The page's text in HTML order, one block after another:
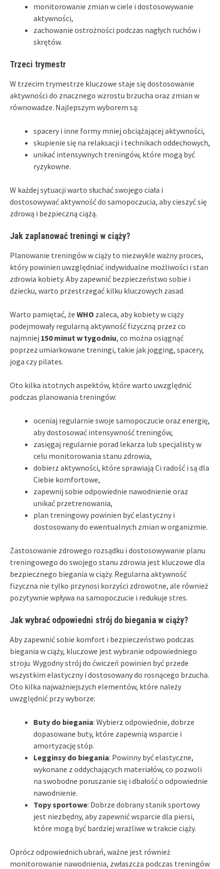
monitorowanie zmian w ciele i dostosowywanie
aktywności,
zachowanie ostrożności podczas nagłych ruchów i
skrętów.
Trzeci trymestr
W trzecim trymestrze kluczowe staje się dostosowanie
aktywności do znacznego wzrostu brzucha oraz zmian w
równowadze. Najlepszym wyborem są:
spacery i inne formy mniej obciążającej aktywności,
skupienie się na relaksacji i technikach oddechowych,
unikać intensywnych treningów, które mogą być
ryzykowne.
W każdej sytuacji warto słuchać swojego ciała i
dostosowywać aktywność do samopoczucia, aby cieszyć się
zdrową i bezpieczną ciążą.
Jak zaplanować treningi w ciąży?
Planowanie treningów w ciąży to niezwykle ważny proces,
który powinien uwzględniać indywidualne możliwości i stan
zdrowia kobiety. Aby zapewnić bezpieczeństwo sobie i
dziecku, warto przestrzegać kilku kluczowych zasad.
Warto pamiętać, że WHO zaleca, aby kobiety w ciąży
podejmowały regularną aktywność fizyczną przez co
najmniej 150 minut w tygodniu, co można osiągnąć
poprzez umiarkowane treningi, takie jak jogging, spacery,
joga czy pilates.
Oto kilka istotnych aspektów, które warto uwzględnić
podczas planowania treningów:
oceniaj regularnie swoje samopoczucie oraz energię,
aby dostosować intensywność treningów,
zasięgaj regularnie porad lekarza lub specjalisty w
celu monitorowania stanu zdrowia,
dobierz aktywności, które sprawiają Ci radość i są dla
Ciebie komfortowe,
zapewnij sobie odpowiednie nawodnienie oraz
unikać przetrenowania,
plan treningowy powinien być elastyczny i
dostosowany do ewentualnych zmian w organizmie.
Zastosowanie zdrowego rozsądku i dostosowywanie planu
treningowego do swojego stanu zdrowia jest kluczowe dla
bezpiecznego biegania w ciąży. Regularna aktywność
fizyczna nie tylko przynosi korzyści zdrowotne, ale również
pozytywnie wpływa na samopoczucie i redukuje stres.
Jak wybrać odpowiedni strój do biegania w ciąży?
Aby zapewnić sobie komfort i bezpieczeństwo podczas
biegania w ciąży, kluczowe jest wybranie odpowiedniego
stroju. Wygodny strój do ćwiczeń powinien być przede
wszystkim elastyczny i dostosowany do rosnącego brzucha.
Oto kilka najważniejszych elementów, które należy
uwzględnić przy wyborze:
Buty do biegania: Wybierz odpowiednie, dobrze
dopasowane buty, które zapewnią wsparcie i
amortyzację stóp.
Legginsy do biegania: Powinny być elastyczne,
wykonane z oddychających materiałów, co pozwoli
na swobodne poruszanie się i dbałość o odpowiednie
nawodnienie.
Topy sportowe: Dobrze dobrany stanik sportowy
jest niezbędny, aby zapewnić wsparcie dla piersi,
które mogą być bardziej wrażliwe w trakcie ciąży.
Oprócz odpowiednich ubrań, ważne jest również
monitorowanie nawodnienia, zwłaszcza podczas treningów